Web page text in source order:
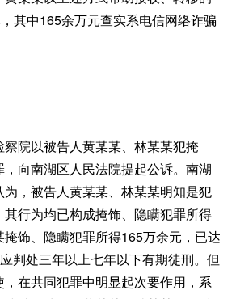
其中165余万元查实系电信网络诈骗
院以被告人黄某某、林某某犯掩
向南湖区人民法院提起公诉。南湖
，被告人黄某某、林某某明知是犯
行为均已构成掩饰、隐瞒犯罪所得
饰、隐瞒犯罪所得165万余元，已达
判处三年以上七年以下有期徒刑。但
在共同犯罪中明显起次要作用，系